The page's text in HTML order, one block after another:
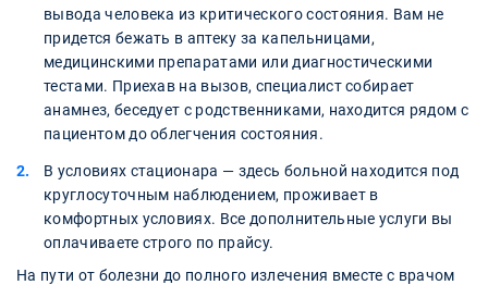
вывода человека из критического состояния. Вам не
придется бежать в аптеку за капельницами,
медицинскими препаратами или диагностическими
тестами. Приехав на вызов, специалист собирает
анамнез, беседует с родственниками, находится рядом с
пациентом до облегчения состояния.
В условиях стационара — здесь больной находится под
круглосуточным наблюдением, проживает в
комфортных условиях. Все дополнительные услуги вы
оплачиваете строго по прайсу.
На пути от болезни до полного излечения вместе с врачом